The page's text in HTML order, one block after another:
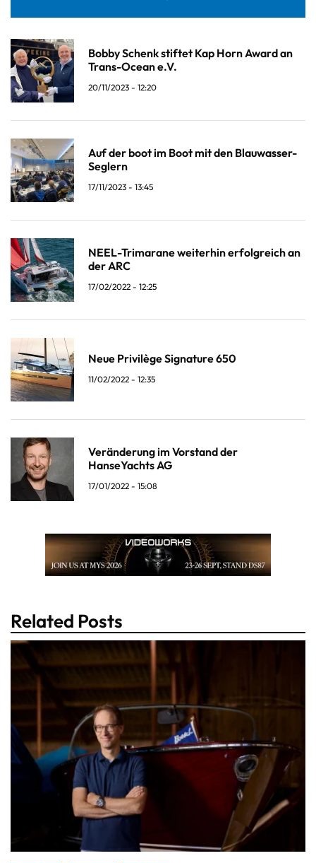
Bobby Schenk stiftet Kap Horn Award an
Trans-Ocean e.V.
20/11/2023 - 12:20
Auf der boot im Boot mit den Blauwasser-
Seglern
17/11/2023 - 13:45
NEEL-Trimarane weiterhin erfolgreich an
der ARC
17/02/2022 - 12:25
Neue Privilège Signature 650
11/02/2022 - 12:35
Veränderung im Vorstand der
HanseYachts AG
17/01/2022 - 15:08
Related Posts